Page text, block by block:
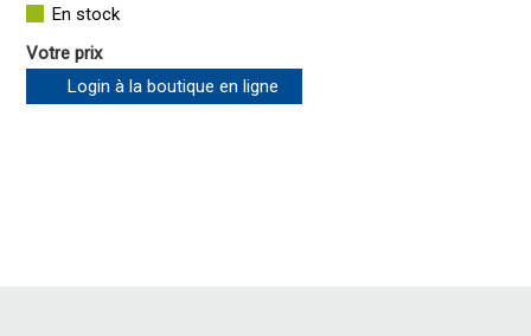
En stock
Votre prix
Login à la boutique en ligne